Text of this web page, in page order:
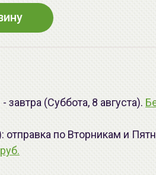
(Суббота, 8 августа).
отправка по Вторникам и